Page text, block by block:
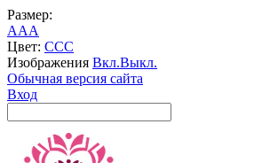
Размер:
AAA
Цвет: CCC
Изображения Вкл.Выкл.
Обычная версия сайта
Вход